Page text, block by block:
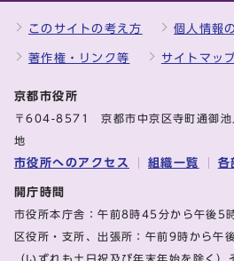
このサイトの考え方 個人情報
著作権・リンク等 サイトマッ
京都市役所
〒604-8571 京都市中京区寺町通御池
地
市役所へのアクセス 組織一覧 各
開庁時間
市役所本庁舎：午前8時45分から午後
区役所・支所、出張所：午前9時から
（いずれも土日祝及び年末年始を除く）